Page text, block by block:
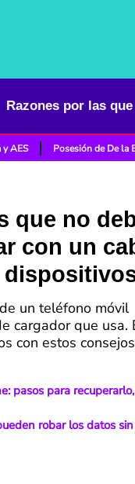
y AES Posesión de De la
que no
con un
un teléfono móvil
cargador que usa.
con estos consejos
pasos para recuperarlo,
robar los datos